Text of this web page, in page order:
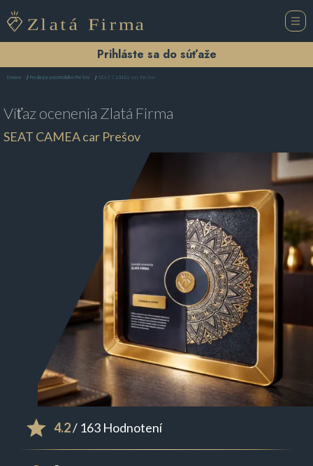
Prihláste sa do súťaže
Domov Predajca automobilov Prešov SEAT CAMEA car Prešov
Víťaz ocenenia Zlatá Firma
SEAT CAMEA car Prešov
4.2/ 163 Hodnotení